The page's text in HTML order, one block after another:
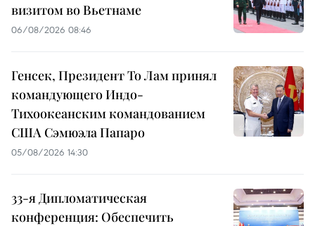
визитом во Вьетнаме
06/08/2026 08:46
Генсек, Президент То Лам принял
командующего Индо-
Тихоокеанским командованием
США Сэмюэла Папаро
05/08/2026 14:30
33-я Дипломатическая
конференция: Обеспечить